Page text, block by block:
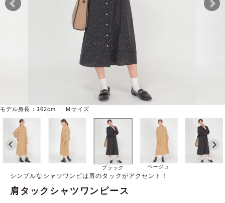
モデル身長：162cm Mサイズ
ブラック ベージュ
シンプルなシャツワンピは肩のタックがアクセント！
肩タックシャツワンピース